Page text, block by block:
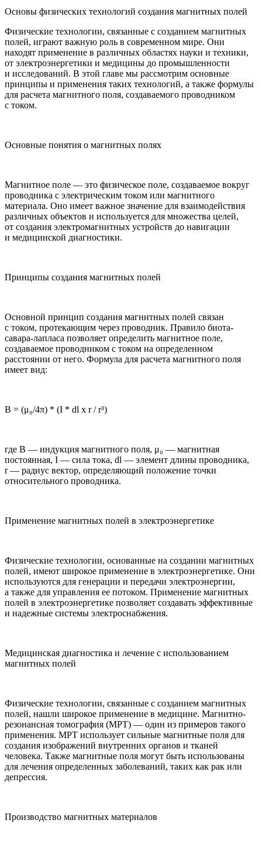
Основы физических технологий создания магнитных полей
Физические технологии, связанные с созданием магнитных
полей, играют важную роль в современном мире. Они
находят применение в различных областях науки и техники,
от электроэнергетики и медицины до промышленности
и исследований. В этой главе мы рассмотрим основные
принципы и применения таких технологий, а также формулы
для расчета магнитного поля, создаваемого проводником
с током.
Основные понятия о магнитных полях
Магнитное поле — это физическое поле, создаваемое вокруг
проводника с электрическим током или магнитного
материала. Оно имеет важное значение для взаимодействия
различных объектов и используется для множества целей,
от создания электромагнитных устройств до навигации
и медицинской диагностики.
Принципы создания магнитных полей
Основной принцип создания магнитных полей связан
с током, протекающим через проводник. Правило биота-
савара-лапласа позволяет определить магнитное поле,
создаваемое проводником с током на определенном
расстоянии от него. Формула для расчета магнитного поля
имеет вид:
B = (μ₀/4π) * (I * dl x r / r³)
где B — индукция магнитного поля, μ₀ — магнитная
постоянная, I — сила тока, dl — элемент длины проводника,
r — радиус вектор, определяющий положение точки
относительного проводника.
Применение магнитных полей в электроэнергетике
Физические технологии, основанные на создании магнитных
полей, имеют широкое применение в электроэнергетике. Они
используются для генерации и передачи электроэнергии,
а также для управления ее потоком. Применение магнитных
полей в электроэнергетике позволяет создавать эффективные
и надежные системы электроснабжения.
Медицинская диагностика и лечение с использованием
магнитных полей
Физические технологии, связанные с созданием магнитных
полей, нашли широкое применение в медицине. Магнитно-
резонансная томография (МРТ) — один из примеров такого
применения. МРТ использует сильные магнитные поля для
создания изображений внутренних органов и тканей
человека. Также магнитные поля могут быть использованы
для лечения определенных заболеваний, таких как рак или
депрессия.
Производство магнитных материалов